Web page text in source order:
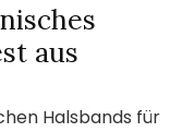
aus
Halsbands für